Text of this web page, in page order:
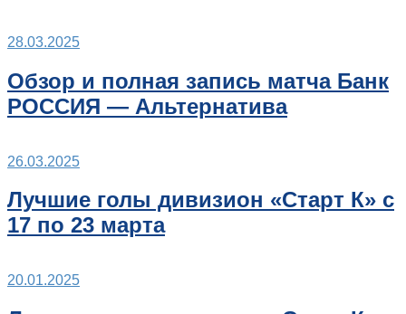
28.03.2025
Обзор и полная запись матча Банк
РОССИЯ — Альтернатива
26.03.2025
Лучшие голы дивизион «Старт К» с
17 по 23 марта
20.01.2025